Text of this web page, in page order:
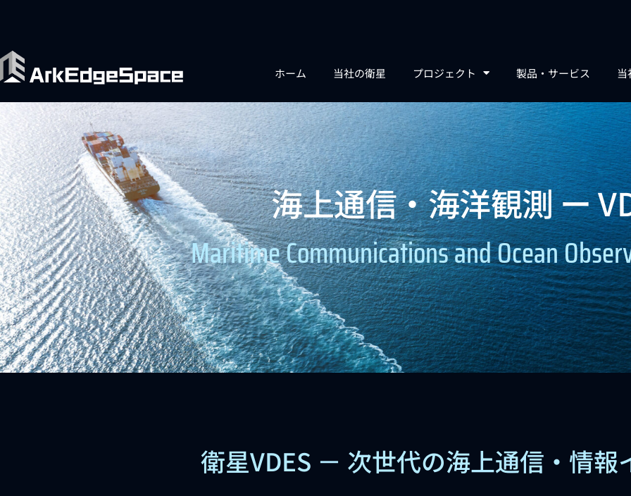
ホーム 当社の衛星 プロジェクト 製品・サービス
海上通信・海洋観測 ー
Maritime Communications and Ocean
衛星VDES － 次世代の海上通信・情報